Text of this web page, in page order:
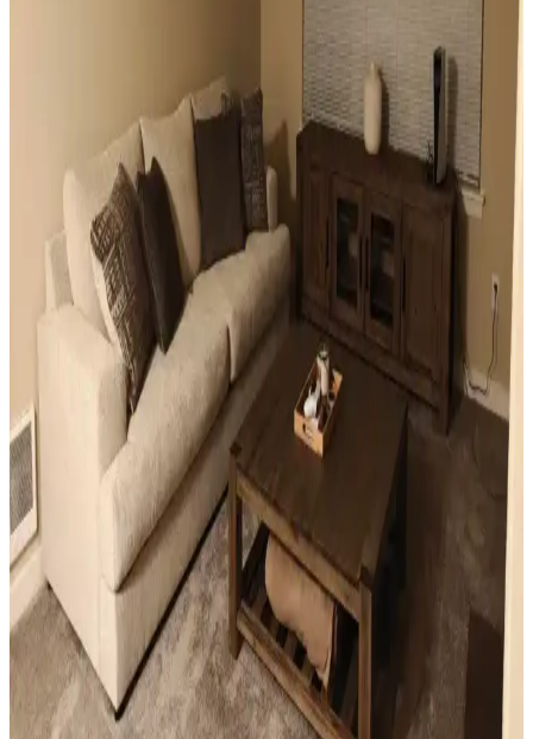
Mutfak Pencereleri İçin Estetik ve Fonksiyonel
Perde ile Jaluzi Seçenekleri
Mutfak pencereleri için perde ve jaluzi seçiminde mevcut pencere
durumu, kullanım alışkanlıkları ve dekorasyon tarzı önemlidir.
Roman storlar, bambu jaluziler ve dekoratif filmler estetik ve
fonksiyonel çözümler sunar.
Sıcak Tonlu Mekanlarda Perde ve Perde Çubuğu
Seçimi İçin Estetik ve Fonksiyonel Rehber
Sıcak beyaz duvarlar ve açık kahverengi zeminlerde perde ve perde
çubuğu seçimi, estetik ve fonksiyonel açıdan mekanın atmosferini
belirler. Doğru renk ve malzeme tercihleri mekana sıcaklık ve uyum
katar.
Ev Dekorasyonunda Küçük Dokunuşlarla
Mekanların Kişisel ve Estetik Dönüşümü
Ev dekorasyonunda aydınlatma, halı, sanat eserleri ve mobilya
uyumu gibi küçük ama etkili dokunuşlar, mekanların kişisel ve
estetik görünümünü önemli ölçüde değiştirir.
Küçük Oturma Odası Dekorasyonunda Denge ve
Katmanlama Teknikleriyle Alanı Genişletme
Küçük oturma odalarında perde, aydınlatma, mobilya ve dekorasyon
seçimleriyle denge ve katmanlama sağlanarak alan görsel olarak